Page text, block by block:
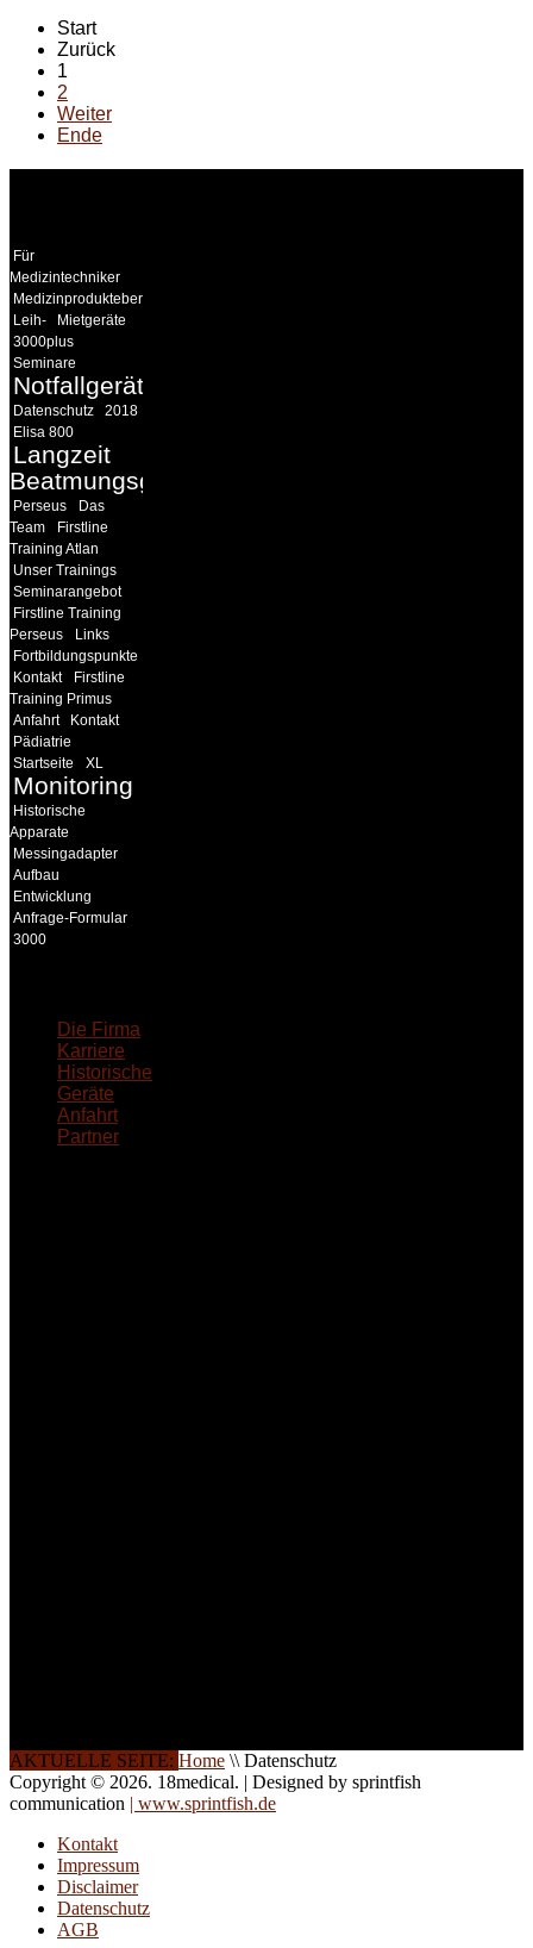
Start
Zurück
1
2
Weiter
Ende
Für
Medizintechniker
Medizinprodukteberater
Leih-
Mietgeräte
3000plus
Seminare
Notfallgeräte
Datenschutz
2018
Elisa 800
Langzeit
Beatmungsgeräte
Perseus
Das
Team
Firstline
Training Atlan
Unser Trainings
Seminarangebot
Firstline Training
Perseus
Links
Fortbildungspunkte
Kontakt
Firstline
Training Primus
Anfahrt
Kontakt
Pädiatrie
Startseite
XL
Monitoring
Historische
Apparate
Messingadapter
Aufbau
Entwicklung
Anfrage-Formular
3000
Die Firma
Karriere
Historische
Geräte
Anfahrt
Partner
AKTUELLE SEITE: Home \\ Datenschutz
Copyright © 2026. 18medical. | Designed by sprintfish
communication | www.sprintfish.de
Kontakt
Impressum
Disclaimer
Datenschutz
AGB